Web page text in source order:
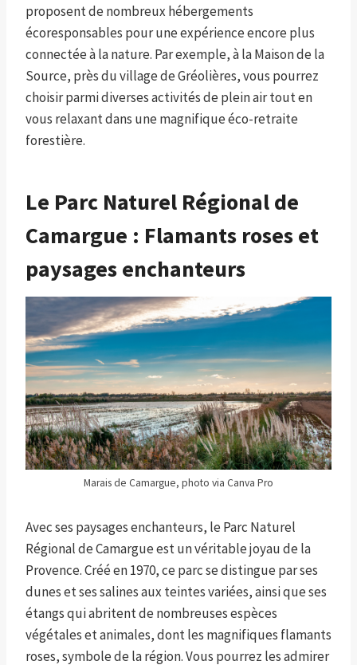
proposent de nombreux hébergements
écoresponsables pour une expérience encore plus
connectée à la nature. Par exemple, à la Maison de la
Source, près du village de Gréolières, vous pourrez
choisir parmi diverses activités de plein air tout en
vous relaxant dans une magnifique éco-retraite
forestière.
Le Parc Naturel Régional de
Camargue : Flamants roses et
paysages enchanteurs
Marais de Camargue, photo via Canva Pro
Avec ses paysages enchanteurs, le Parc Naturel
Régional de Camargue est un véritable joyau de la
Provence. Créé en 1970, ce parc se distingue par ses
dunes et ses salines aux teintes variées, ainsi que ses
étangs qui abritent de nombreuses espèces
végétales et animales, dont les magnifiques flamants
roses, symbole de la région. Vous pourrez les admirer